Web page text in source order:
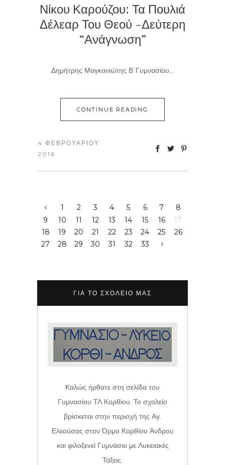
Νίκου Καρούζου: Τα Πουλιά
Δέλεαρ Του Θεού -δεύτερη
“ανάγνωση”
Δημήτρης Μαγκανιώτης Β΄Γυμνασίου...
CONTINUE READING
4 ΦΕΒΡΟΥΑΡΊΟΥ
2016
1 2 3 4 5 6 7
8
9
10 11 12 13 14 15 16
17
18
19 20 21 22 23 24 25
26
27
28 29 30 31 32 33
ΓΙΑ ΤΟ ΣΧΟΛΕΊΟ ΜΑΣ
Καλώς ήρθατε στη σελίδα του
Γυμνασίου ΤΛ Κορθίου. Το σχολείο
βρίσκεται στην περιοχή της Αγ.
Ελεούσας στον Όρμο Κορθίου Άνδρου
και φιλοξενεί Γυμνάσιο με Λυκειακές
Τάξεις.